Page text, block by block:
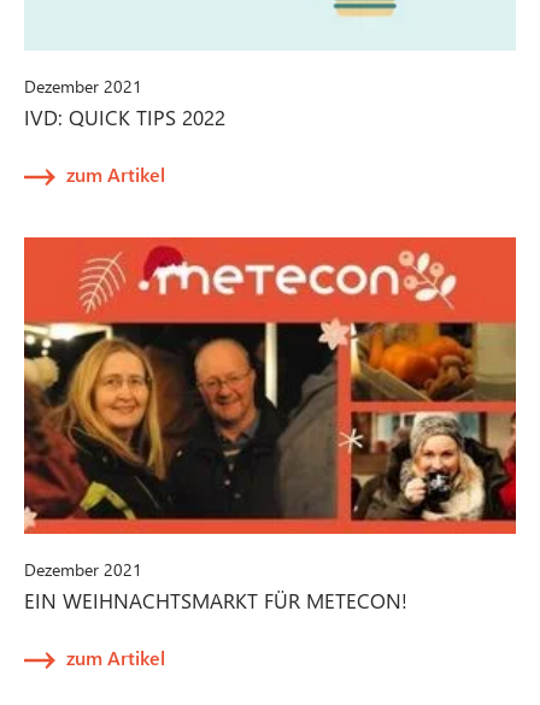
Dezember 2021
IVD: QUICK TIPS 2022
zum Artikel
Dezember 2021
EIN WEIHNACHTSMARKT FÜR METECON!
zum Artikel